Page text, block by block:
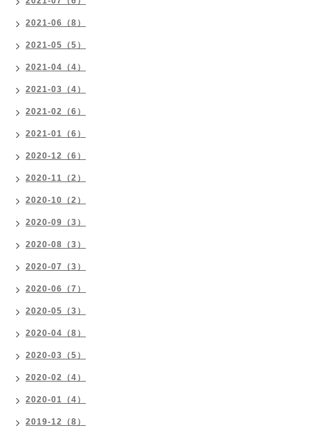
2021-06（8）
2021-05（5）
2021-04（4）
2021-03（4）
2021-02（6）
2021-01（6）
2020-12（6）
2020-11（2）
2020-10（2）
2020-09（3）
2020-08（3）
2020-07（3）
2020-06（7）
2020-05（3）
2020-04（8）
2020-03（5）
2020-02（4）
2020-01（4）
2019-12（8）